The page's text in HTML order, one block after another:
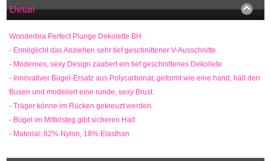
Detail
Wonderbra Perfect Plunge Dekolette BH
- Ermöglicht das Anziehen sehr tief geschnittener V-Ausschnitte
- Modernes, sexy Design zaubert ein tief geschnittenes Dekollete
- Innovativer Bügel-Ersatz aus Polycarbonat, geformt wie eine hand, hält den
Busen und modeliert eine runde, sexy Brust.
- Träger könne im Rücken gekreuzt werden
- Bügel im Mittelsteg gibt sicheren Halt
- Material: 82% Nylon, 18% Elasthan